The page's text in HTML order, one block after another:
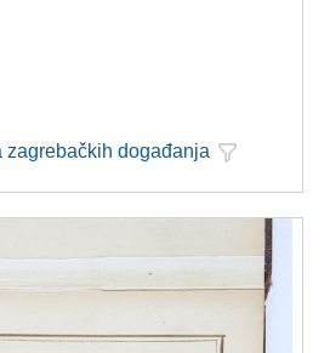
zagrebačkih događanja